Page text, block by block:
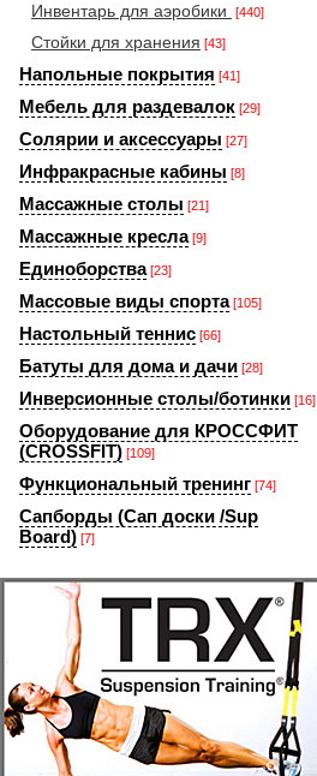
Инвентарь для аэробики [440]
Стойки для хранения [43]
Напольные покрытия [41]
Мебель для раздевалок [29]
Солярии и аксессуары [27]
Инфракрасные кабины [8]
Массажные столы [21]
Массажные кресла [9]
Единоборства [23]
Массовые виды спорта [105]
Настольный теннис [66]
Батуты для дома и дачи [28]
Инверсионные столы/ботинки [16]
Оборудование для КРОССФИТ
(CROSSFIT) [109]
Функциональный тренинг [74]
Сапборды (Сап доски /Sup
Board) [7]